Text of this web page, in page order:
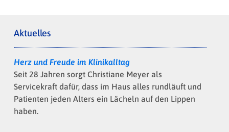
Aktuelles
Herz und Freude im Klinikalltag
Seit 28 Jahren sorgt Christiane Meyer als
Servicekraft dafür, dass im Haus alles rundläuft und
Patienten jeden Alters ein Lächeln auf den Lippen
haben.